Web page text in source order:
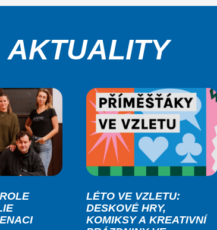
AKTUALITY
LÉTO VE VZLETU:
DESKOVÉ HRY,
KOMIKSY A KREATIVNÍ